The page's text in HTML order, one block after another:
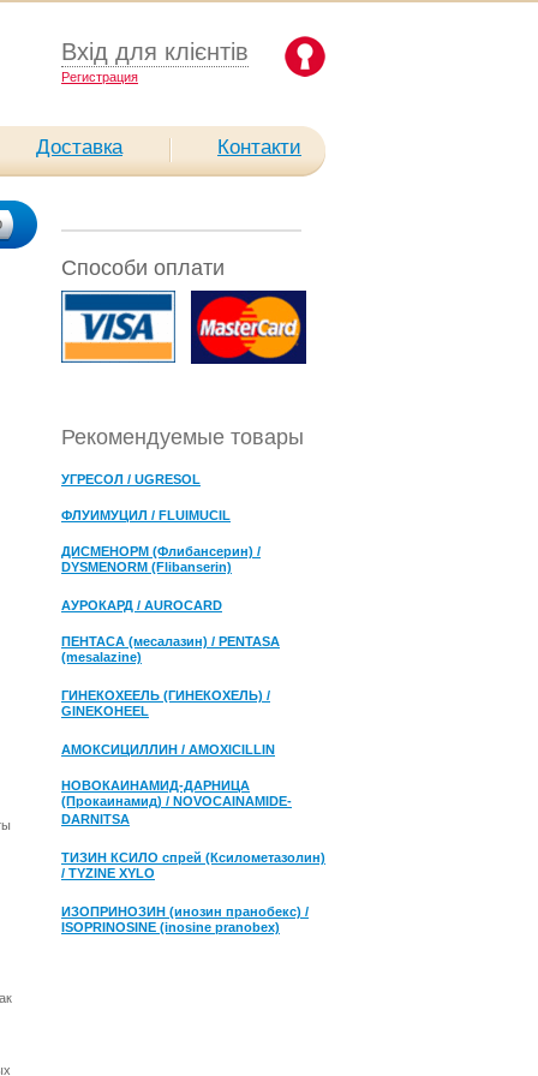
Вхід для клієнтів
Pегистрация
Доставка Контакти
Способи оплати
Рекомендуемые товары
УГРЕСОЛ / UGRESOL
ФЛУИМУЦИЛ / FLUIMUCIL
ДИСМЕНОРМ (Флибансерин) /
DYSMENORM (Flibanserin)
АУРОКАРД / AUROCARD
ПЕНТАСА (месалазин) / PENTASA
(mesalazine)
ГИНЕКОХЕЕЛЬ (ГИНЕКОХЕЛЬ) /
GINEKOHEEL
АМОКСИЦИЛЛИН / AMOXICILLIN
НОВОКАИНАМИД-ДАРНИЦА
(Прокаинамид) / NOVOCAINAMIDE-
DARNITSA
ТИЗИН КСИЛО спрей (Ксилометазолин)
/ TYZINE XYLO
ИЗОПРИНОЗИН (инозин пранобекс) /
ISOPRINOSINE (inosine pranobex)